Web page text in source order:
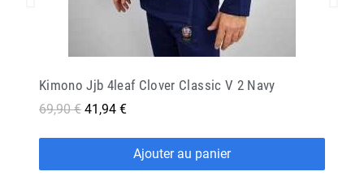
Kimono Jjb 4leaf Clover Classic V 2 Navy
69,90 € 41,94 €
Ajouter au panier